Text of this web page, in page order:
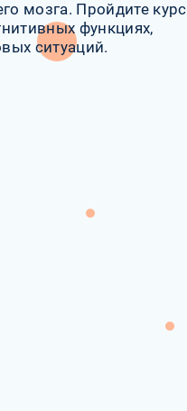
мозга. Пройдите курс
функциях,
ситуаций.